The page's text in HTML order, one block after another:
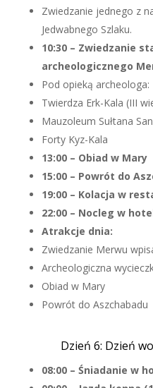
Zwiedzanie jednego z
Jedwabnego Szlaku.
10:30 – Zwiedzanie
archeologicznego
Pod opieką archeologa:
Twierdza Erk-Kala (III
Mauzoleum Sułtana
Forty Kyz-Kala
13:00 – Obiad w Mary
15:00 – Powrót do
19:00 – Kolacja w
22:00 – Nocleg w
Atrakcje dnia:
Zwiedzanie Merwu
Archeologiczna
Obiad w Mary
Powrót do Aszchabadu
Dzień 6: Dzień
08:00 – Śniadanie w